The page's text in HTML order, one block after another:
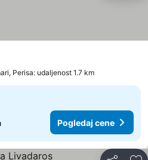
cene
Perisa: udaljenost 1.7 km
Pogledaj cene